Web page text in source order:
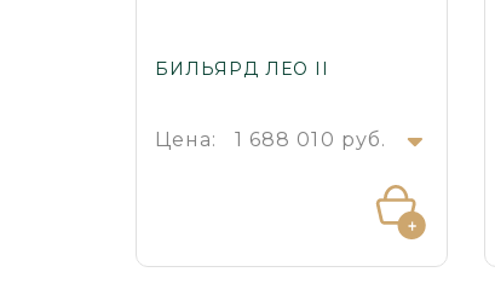
БИЛЬЯРД ЛЕО II
Цена: 1 688 010 руб.